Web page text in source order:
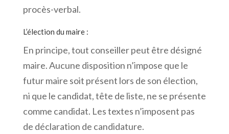
procès-verbal.
L’élection du maire:
En principe, tout conseiller peut être désigné
maire. Aucune disposition n’impose que le
futur maire soit présent lors de son élection,
ni que le candidat, tête de liste, ne se présente
comme candidat. Les textes n’imposent pas
de déclaration de candidature.